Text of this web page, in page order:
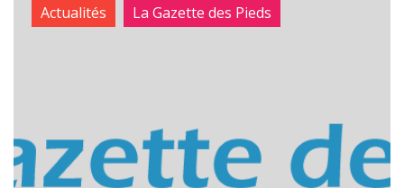
Actualités La Gazette des Pieds